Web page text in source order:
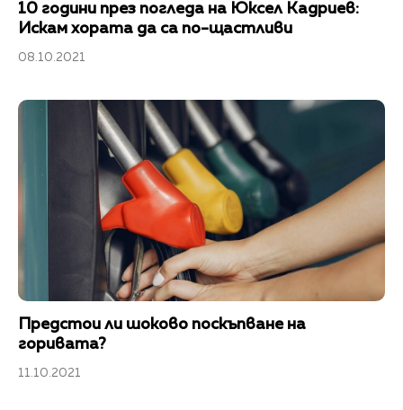
10 години през погледа на Юксел Кадриев:
Искам хората да са по-щастливи
08.10.2021
Предстои ли шоково поскъпване на
горивата?
11.10.2021